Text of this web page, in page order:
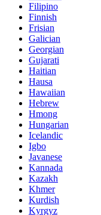
Filipino
Finnish
Frisian
Galician
Georgian
Gujarati
Haitian
Hausa
Hawaiian
Hebrew
Hmong
Hungarian
Icelandic
Igbo
Javanese
Kannada
Kazakh
Khmer
Kurdish
Kyrgyz